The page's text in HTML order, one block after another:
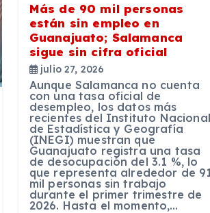
Más de 90 mil personas
están sin empleo en
Guanajuato; Salamanca
sigue sin cifra oficial
julio 27, 2026
Aunque Salamanca no cuenta
con una tasa oficial de
desempleo, los datos más
recientes del Instituto Nacional
de Estadística y Geografía
(INEGI) muestran que
Guanajuato registra una tasa
de desocupación del 3.1 %, lo
que representa alrededor de
mil personas sin trabajo
durante el primer trimestre de
2026. Hasta el momento,…